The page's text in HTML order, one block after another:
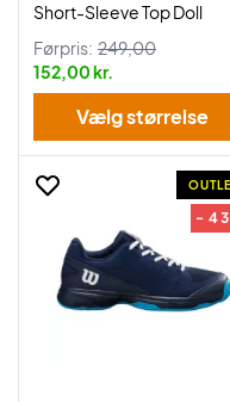
Short-Sleeve Top Doll
Førpris: 249,00
152,00 kr.
Vælg størrelse
-